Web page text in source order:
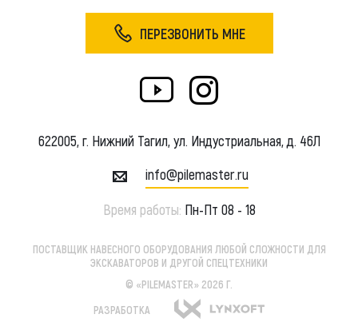
ПЕРЕЗВОНИТЬ МНЕ
622005, г. Нижний Тагил, ул. Индустриальная, д. 46Л
info@pilemaster.ru
Время работы: Пн-Пт 08 - 18
ПОСТАВЩИК НАВЕСНОГО ОБОРУДОВАНИЯ ЛЮБОЙ СЛОЖНОСТИ ДЛЯ
ЭКСКАВАТОРОВ И ДРУГОЙ СПЕЦТЕХНИКИ
© «PILEMASTER» 2026 Г.
РАЗРАБОТКА